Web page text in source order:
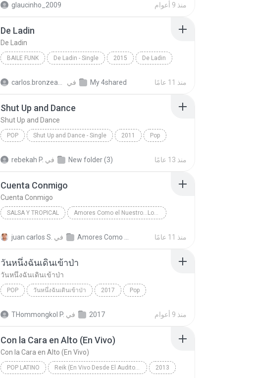
glaucinho_2009 منذ 9 أعوام
De Ladin
De Ladin
BAILE FUNK De Ladin - Single 2015 De Ladin
في My 4shared منذ 11 عامًا
Shut Up and Dance
Shut Up and Dance
POP Shut Up and Dance - Single 2011 Pop
rebekah P. في New folder (3) منذ 13 عامًا
Cuenta Conmigo
Cuenta Conmigo
SALSA Y TROPICAL Amores Como el Nuestro...Los Exitos
juan carlos S. في منذ 11 عامًا
วันหนึ่งฉันเดินเข้าป่า
วันหนึ่งฉันเดินเข้าป่า
POP วันหนึ่งฉันเดินเข้าป่า 2017 Pop
THommongkol P. في 2017 منذ 9 أعوام
Con la Cara en Alto (En Vivo)
Con la Cara en Alto (En Vivo)
POP LATINO Reik (En Vivo Desde El Auditorio Nacional) 2013